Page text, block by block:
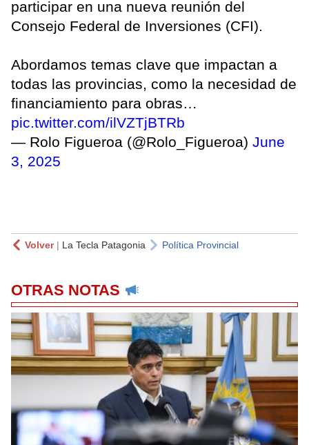
participar en una nueva reunión del
Consejo Federal de Inversiones (CFI).
Abordamos temas clave que impactan a
todas las provincias, como la necesidad de
financiamiento para obras…
pic.twitter.com/ilVZTjBTRb
— Rolo Figueroa (@Rolo_Figueroa) June
3, 2025
Volver| La Tecla Patagonia Política Provincial
OTRAS NOTAS